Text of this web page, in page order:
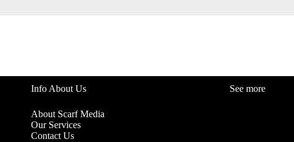
Info About Us
About Scarf Media
Our Services
Contact Us
See more